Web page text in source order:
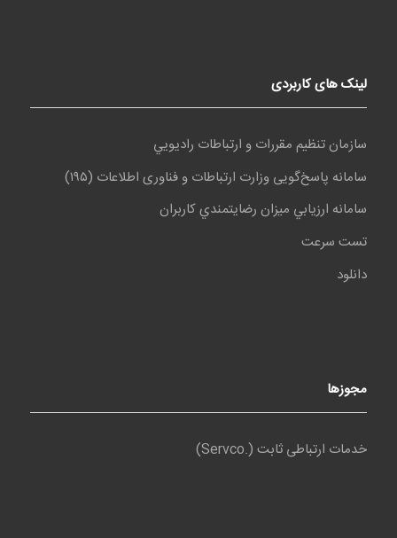
لینک های کاربردی
سازمان تنظيم مقررات و ارتباطات راديويي
سامانه پاسخ‌گویی وزارت ارتباطات و فناوری اطلاعات (١٩۵)
سامانه ارزيابي ميزان رضايتمندي کاربران
تست سرعت
دانلود
مجوزها
خدمات ارتباطی ثابت (.Servco)